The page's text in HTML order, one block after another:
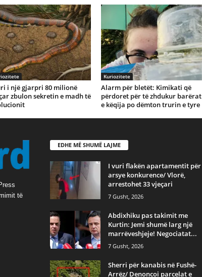
i një gjarpri 80 milionë
zbulon sekretin e madh të
Kuriozitete
Alarm për bletët: Kimikati që
përdoret për të zhdukur barërat
e këqija po dëmton trurin e tyre
të
EDHE MË SHUMË LAJME
I vuri flakën apartamentit për
arsye konkurence/ Vlorë,
arrestohet 33 vjeçari
7 Gusht, 2026
Abdixhiku pas takimit me
Kurtin: Jemi shumë larg një
marrëveshjeje! Negociatat...
7 Gusht, 2026
Sherri për kanabis në Fushë-
Arrëz/ Denoncoi parcelat e